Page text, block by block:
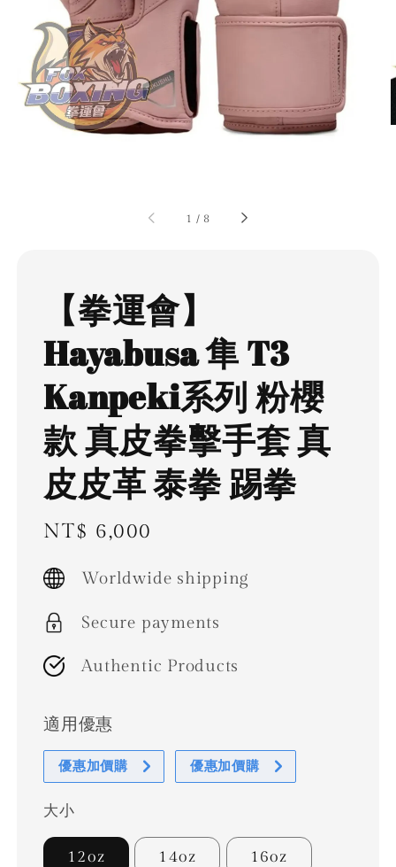
1 / 8
【拳運會】
Hayabusa 隼 T3
Kanpeki系列 粉櫻
款 真皮拳擊手套 真
皮皮革 泰拳 踢拳
Regular
price
NT$ 6,000
Worldwide shipping
Secure payments
Authentic Products
適用優惠
優惠加價購 優惠加價購
大小
12oz 14oz 16oz